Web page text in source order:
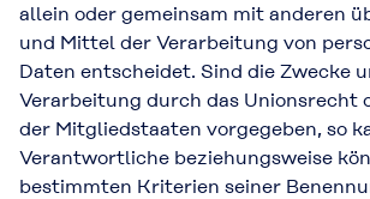
allein oder gemeinsam mit anderen
und Mittel der Verarbeitung von
Daten entscheidet. Sind die Zwecke
Verarbeitung durch das Unionsrecht
der Mitgliedstaaten vorgegeben, so
Verantwortliche beziehungsweise
bestimmten Kriterien seiner